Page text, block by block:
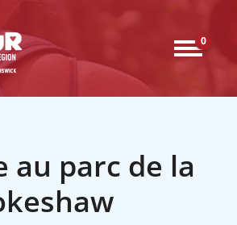
0
au parc de la